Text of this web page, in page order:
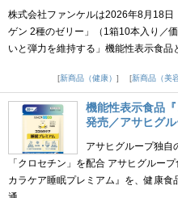
株式会社ファンケルは2026年8月18
ゲン 2種のゼリー」（1箱10本入り／
いと弾力を維持する」機能性表示食
新商品（健康）
新商品（美容
機能性表示食品
発売／アサヒグ
アサヒグループ独自
「クロセチン」を配合 アサヒグルー
カラケア睡眠プレミアム』を、健康